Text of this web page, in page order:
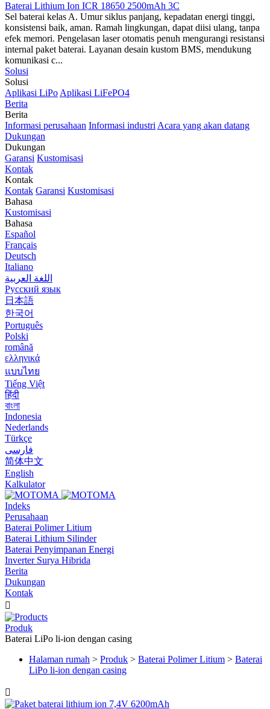
Baterai Lithium Ion ICR 18650 2500mAh 3C
Sel baterai kelas A. Umur siklus panjang, kepadatan energi tinggi,
konsistensi baik, aman. Ramah lingkungan, dapat diisi ulang, tanpa
efek memori. Pengelasan laser otomatis penuh mengurangi resistansi
internal paket baterai. Layanan desain kustom BMS, mendukung
komunikasi c...
Solusi
Solusi
Aplikasi LiPo Aplikasi LiFePO4
Berita
Berita
Informasi perusahaan Informasi industri Acara yang akan datang
Dukungan
Dukungan
Garansi Kustomisasi
Kontak
Kontak
Kontak Garansi Kustomisasi
Bahasa
Kustomisasi
Bahasa
Español
Français
Deutsch
Italiano
اللغة العربية
Русский язык
日本語
한국어
Português
Polski
română
ελληνικά
แบบไทย
Tiếng Việt
हिंदी
বাংলা
Indonesia
Nederlands
Türkçe
فارسی
简体中文
English
Kalkulator
Indeks
Perusahaan
Baterai Polimer Litium
Baterai Lithium Silinder
Baterai Penyimpanan Energi
Inverter Surya Hibrida
Berita
Dukungan
Kontak

Produk
Baterai LiPo li-ion dengan casing
Halaman rumah > Produk > Baterai Polimer Litium > Baterai
LiPo li-ion dengan casing
